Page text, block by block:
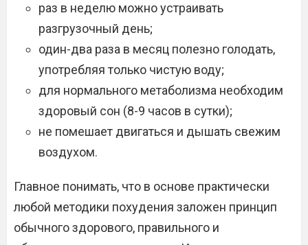
раз в неделю можно устраивать
разгрузочный день;
один-два раза в месяц полезно голодать,
употребляя только чистую воду;
для нормального метаболизма необходим
здоровый сон (8-9 часов в сутки);
не помешает двигаться и дышать свежим
воздухом.
Главное понимать, что в основе практически
любой методики похудения заложен принцип
обычного здорового, правильного и